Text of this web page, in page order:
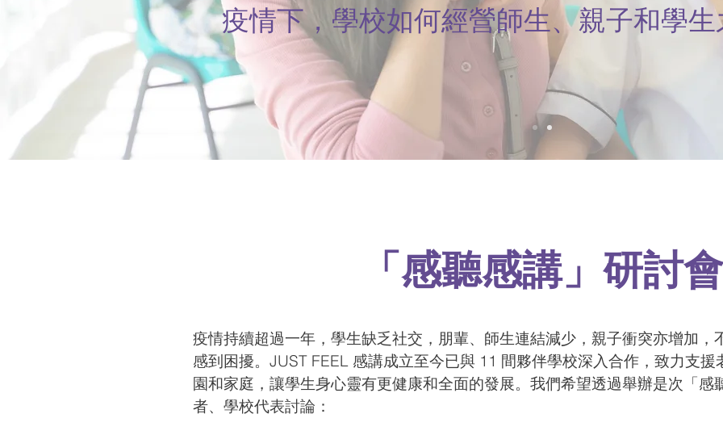
疫情下，學校如何經營師生、親子和學
「感聽感講」研討會
疫情持續超過一年，學生缺乏社交，朋輩、師生連結減少，親子衝突亦增加，
感到困擾。JUST FEEL 感講成立至今已與 11 間夥伴學校深入合作，致力支
園和家庭，讓學生身心靈有更健康和全面的發展。我們希望透過舉辦是次「感
者、學校代表討論：